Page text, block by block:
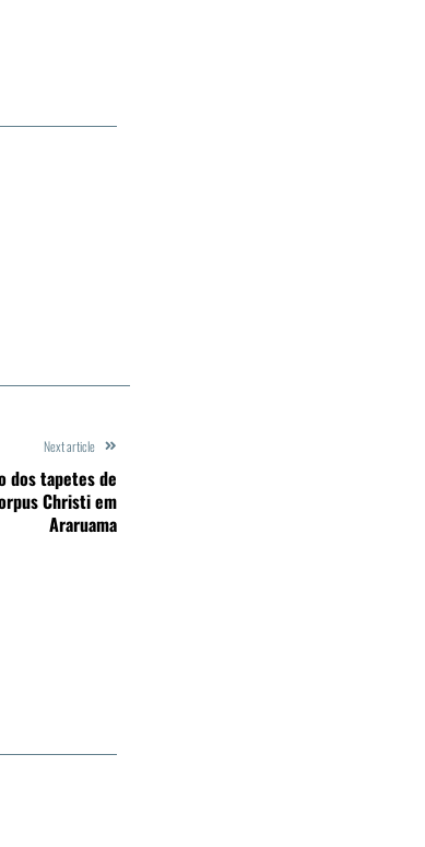
Next article
dos tapetes de
Christi em
Araruama